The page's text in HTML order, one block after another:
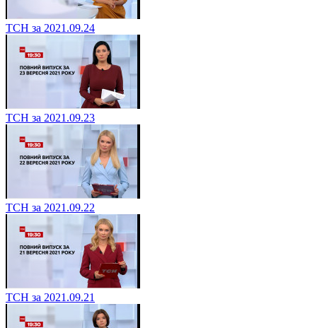
ТСН за 2021.09.24
ТСН за 2021.09.23
ТСН за 2021.09.22
ТСН за 2021.09.21